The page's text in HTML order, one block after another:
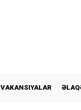
VAKANSIYALAR